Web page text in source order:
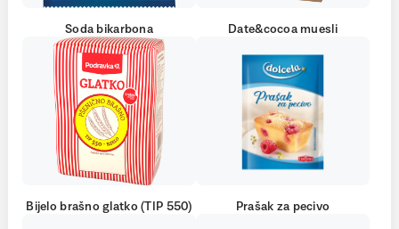
Soda bikarbona Date&cocoa muesli
Bijelo brašno glatko (TIP 550) Prašak za pecivo